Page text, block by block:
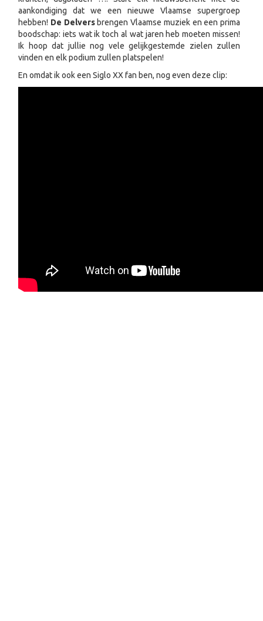
aankondiging dat we een nieuwe Vlaamse supergroep
hebben! De Delversbrengen Vlaamse muziek en een prima
boodschap: iets wat ik toch al wat jaren heb moeten missen!
Ik hoop dat jullie nog vele gelijkgestemde zielen zullen
vinden en elk podium zullen platspelen!
En omdat ik ook een Siglo XX fan ben, nog even deze clip: